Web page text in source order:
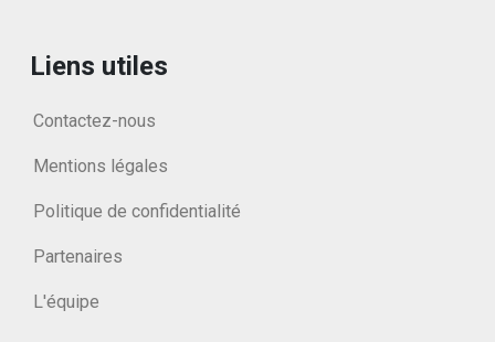
Liens utiles
Contactez-nous
Mentions légales
Politique de confidentialité
Partenaires
L'équipe